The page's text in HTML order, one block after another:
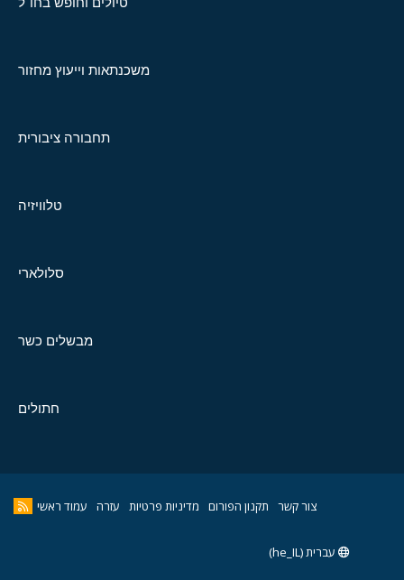
משכנתאות וייעוץ מחזור
תחבורה ציבורית
טלוויזיה
סלולארי
מבשלים כשר
חתולים
צור קשר תקנון הפורום מדיניות פרטיות עזרה עמוד ראשי
עברית (he_IL)